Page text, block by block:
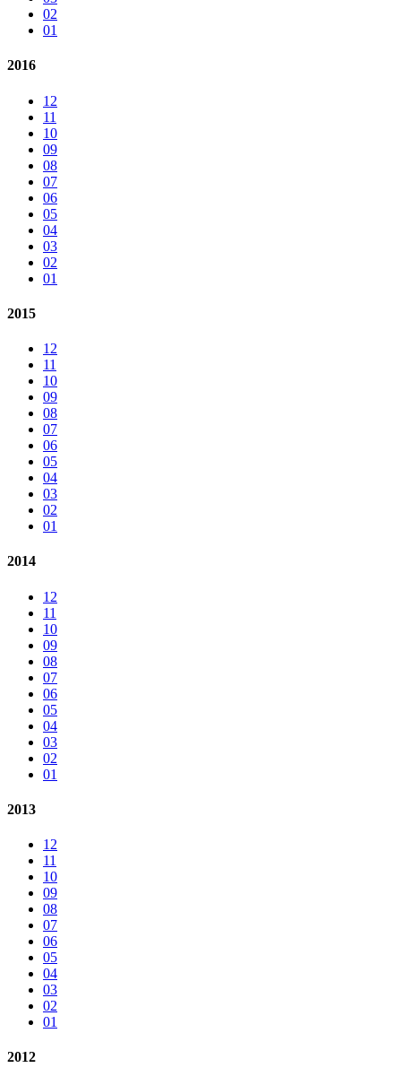
02
01
2016
12
11
10
09
08
07
06
05
04
03
02
01
2015
12
11
10
09
08
07
06
05
04
03
02
01
2014
12
11
10
09
08
07
06
05
04
03
02
01
2013
12
11
10
09
08
07
06
05
04
03
02
01
2012